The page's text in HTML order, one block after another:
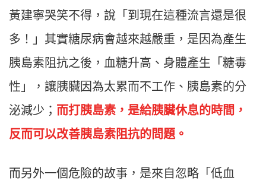
黃建寧哭笑不得，說「到現在這種流言還是很
多！」其實糖尿病會越來越嚴重，是因為產生
胰島素阻抗之後，血糖升高、身體產生「糖毒
性」，讓胰臟因為太累而不工作、胰島素的分
泌減少； 而打胰島素，是給胰臟休息的時間，
反而可以改善胰島素阻抗的問題。
而另外一個危險的故事，是來自忽略「低血